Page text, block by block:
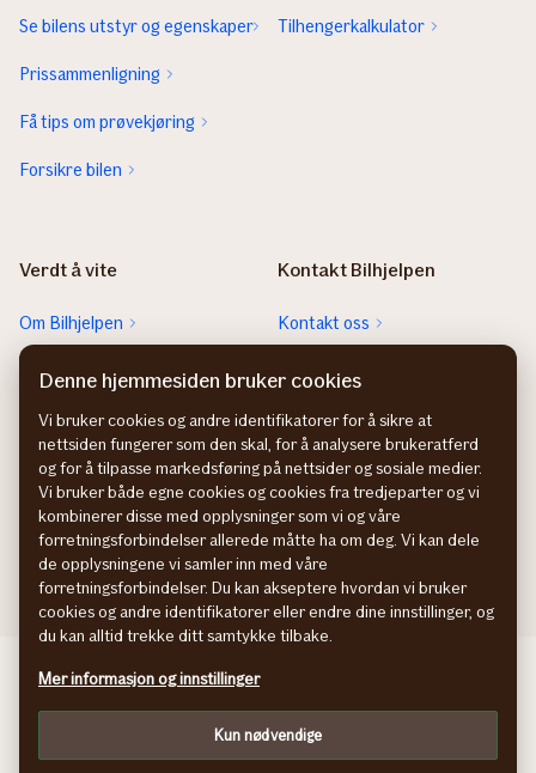
Se bilens utstyr og egenskaper
Prissammenligning
Få tips om prøvekjøring
Forsikre bilen
Tilhengerkalkulator
Verdt å vite
Om Bilhjelpen
Sjekk neste EU-kontroll
Sjekk heftelser
Hvem eier bilen?
Kontakt Bilhjelpen
Kontakt oss
Rett feil fra FINN-annonsen
Behandling av personopplysninger
Cookies
Denne hjemmesiden bruker cookies
Vi bruker cookies og andre identifikatorer for å sikre at
nettsiden fungerer som den skal, for å analysere brukeratferd
og for å tilpasse markedsføring på nettsider og sosiale medier.
Vi bruker både egne cookies og cookies fra tredjeparter og vi
kombinerer disse med opplysninger som vi og våre
forretningsforbindelser allerede måtte ha om deg. Vi kan dele
de opplysningene vi samler inn med våre
forretningsforbindelser. Du kan akseptere hvordan vi bruker
cookies og andre identifikatorer eller endre dine innstillinger, og
du kan alltid trekke ditt samtykke tilbake.
Mer informasjon og innstillinger
Kun nødvendige